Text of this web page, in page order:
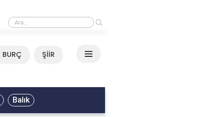
- Tavla Sözleri
BURÇ ŞİİR
Balık